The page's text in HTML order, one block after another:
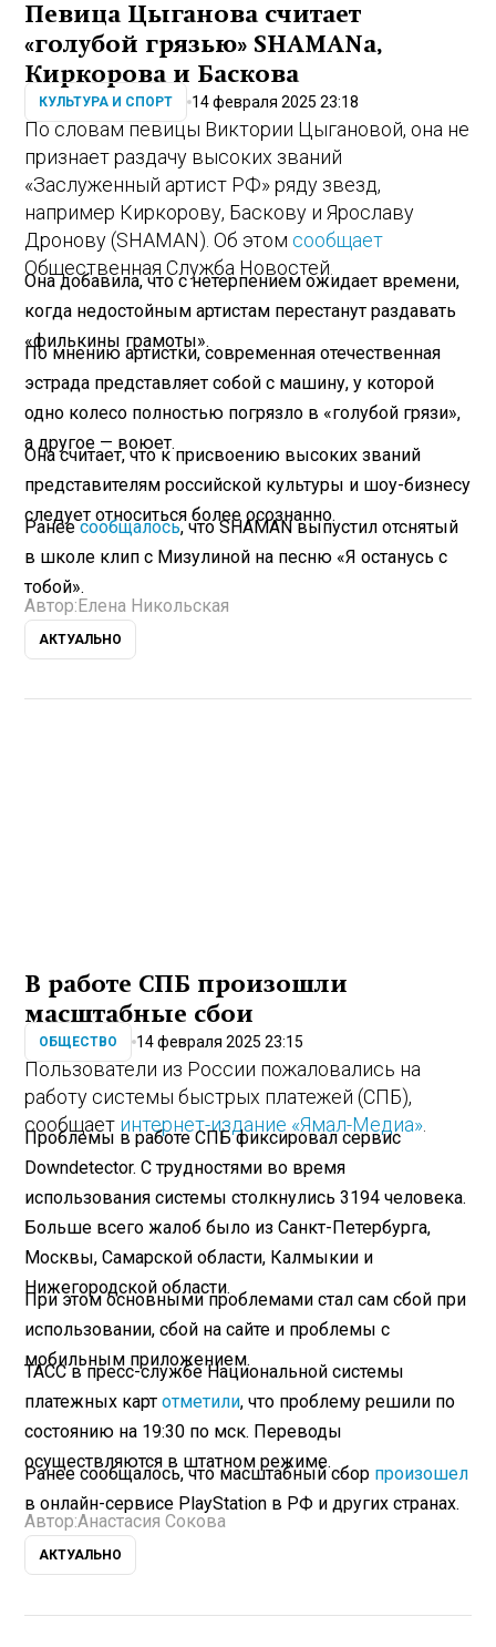
Певица Цыганова считает
«голубой грязью» SHAMANа,
Киркорова и Баскова
КУЛЬТУРА И СПОРТ 14 февраля 2025 23:18
По словам певицы Виктории Цыгановой, она не
признает раздачу высоких званий
«Заслуженный артист РФ» ряду звезд,
например Киркорову, Баскову и Ярославу
Дронову (SHAMAN). Об этом сообщает
Общественная Служба Новостей.
Она добавила, что с нетерпением ожидает времени,
когда недостойным артистам перестанут раздавать
«филькины грамоты».
По мнению артистки, современная отечественная
эстрада представляет собой с машину, у которой
одно колесо полностью погрязло в «голубой грязи»,
а другое — воюет.
Она считает, что к присвоению высоких званий
представителям российской культуры и шоу-бизнесу
следует относиться более осознанно.
Ранеесообщалось, что SHAMAN выпустил отснятый
в школе клип с Мизулиной на песню «Я останусь с
тобой».
Автор:Елена Никольская
АКТУАЛЬНО
В работе СПБ произошли
масштабные сбои
ОБЩЕСТВО 14 февраля 2025 23:15
Пользователи из России пожаловались на
работу системы быстрых платежей (СПБ),
сообщает интернет-издание «Ямал-Медиа»
Проблемы в работе СПБ фиксировал сервис
Downdetector. С трудностями во время
использования системы столкнулись 3194 человека.
Больше всего жалоб было из Санкт-Петербурга,
Москвы, Самарской области, Калмыкии и
Нижегородской области.
При этом основными проблемами стал сам сбой при
использовании, сбой на сайте и проблемы с
мобильным приложением.
ТАСС в пресс-службе Национальной системы
платежных картотметили, что проблему решили по
состоянию на 19:30 по мск. Переводы
осуществляются в штатном режиме.
Ранее сообщалось, что масштабный сбор произошел
в онлайн-сервисе PlayStation в РФ и других странах.
Автор:Анастасия Сокова
АКТУАЛЬНО